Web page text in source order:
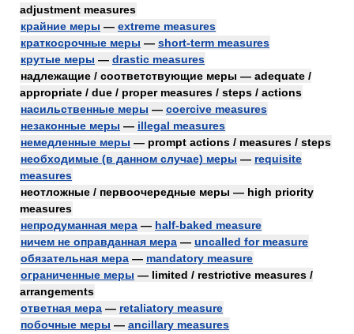
adjustment measures
крайние меры — extreme measures
краткосрочные меры — short-term measures
крутые меры — drastic measures
надлежащие / соответствующие меры — adequate /
appropriate / due / proper measures / steps / actions
насильственные меры — coercive measures
незаконные меры — illegal measures
немедленные меры — prompt actions / measures / steps
необходимые (в данном случае) меры — requisite
measures
неотложные / первоочередные меры — high priority
measures
непродуманная мера — half-baked measure
ничем не оправданная мера — uncalled for measure
обязательная мера — mandatory measure
ограниченные меры — limited / restrictive measures /
arrangements
ответная мера — retaliatory measure
побочные меры — ancillary measures